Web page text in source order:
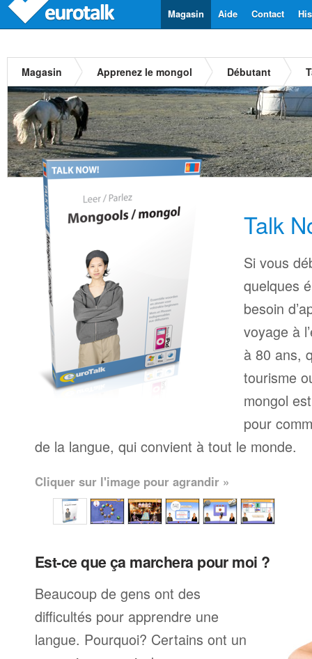
Contact
Aide
Magasin
Magasin Apprenez le mongol Débutant
Talk
Si vous
quelques
besoin
voyage à
à 80 ans,
tourisme
mongol
pour
de la langue, qui convient à tout le monde.
Cliquer sur l'image pour agrandir »
Est-ce que ça marchera pour moi ?
Beaucoup de gens ont des
difficultés pour apprendre une
langue. Pourquoi? Certains ont un